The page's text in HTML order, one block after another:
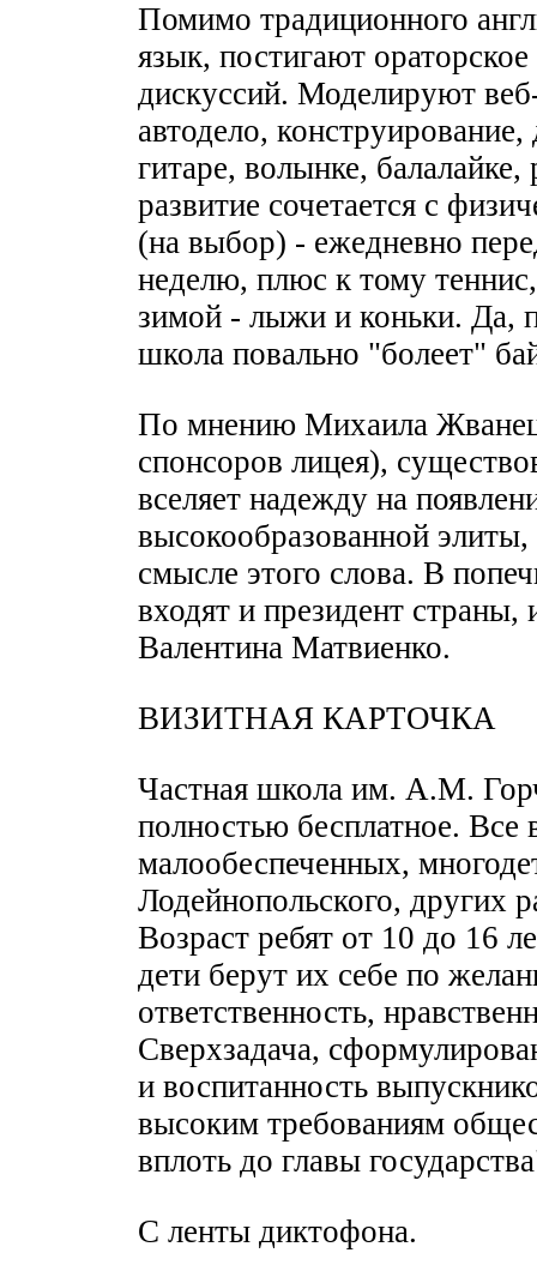
Помимо традиционного
язык, постигают
дискуссий. Моделируют
автодело,
гитаре, волынке,
развитие сочетается с
(на выбор) - ежедневно
неделю, плюс к тому
зимой - лыжи и коньки. Да,
школа повально "болеет"
По мнению Михаила
спонсоров лицея),
вселяет надежду на
высокообразованной
смысле этого слова. В
входят и президент
Валентина Матвиенко.
ВИЗИТНАЯ КАРТОЧКА
Частная школа им. А.М.
полностью бесплатное. Все
малообеспеченных,
Лодейнопольского, других
Возраст ребят от 10 до 16
дети берут их себе по
ответственность,
Сверхзадача,
и воспитанность
высоким требованиям
вплоть до главы
С ленты диктофона.